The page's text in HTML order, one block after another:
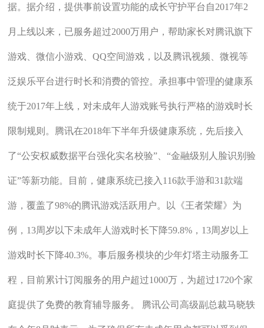
据。据介绍，提供事前设置功能的成长守护平台自2017年2
月上线以来，已服务超过2000万用户，帮助家长对腾讯旗下
游戏、微信小游戏、QQ空间游戏，以及腾讯视频、微视等
泛娱乐平台进行时长和消费的管控。承担事中管理的健康系
统于2017年上线，对未成年人游戏账号执行严格的游戏时长
限制规则。腾讯在2018年下半年升级健康系统，先后接入
了“公安权威数据平台强化实名校验”、“金融级别人脸识别验
证”等新功能。目前，健康系统已接入116款手游和31款端
游，覆盖了98%的腾讯游戏活跃用户。以《王者荣耀》为
例，13周岁以下未成年人游戏时长下降59.8%，13周岁以上
游戏时长下降40.3%。事后服务模块的少年灯塔主动服务工
程，目前累计订阅服务的用户超过1000万，为超过1720个家
庭提供了免费的教育辅导服务。 腾讯公司高级副总裁马晓轶